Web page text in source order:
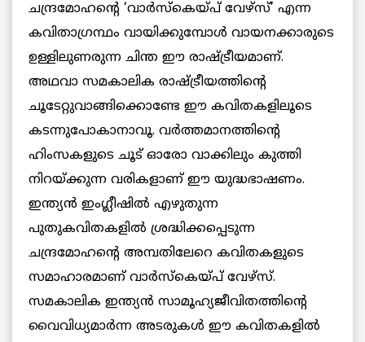
ചന്ദ്രമോഹന്റെ ‘വാര്‍സ്‌കെയ്പ് വേഴ്‌സ്’ എന്ന
കവിതാഗ്രന്ഥം വായിക്കുമ്പോള്‍ വായനക്കാരുടെ
ഉള്ളിലുണരുന്ന ചിന്ത ഈ രാഷ്ട്രീയമാണ്.
അഥവാ സമകാലിക രാഷ്ട്രീയത്തിന്റെ
ചൂടേറ്റുവാങ്ങിക്കൊണ്ടേ ഈ കവിതകളിലൂടെ
കടന്നുപോകാനാവൂ. വര്‍ത്തമാനത്തിന്റെ
ഹിംസകളുടെ ചൂട് ഓരോ വാക്കിലും കുത്തി
നിറയ്ക്കുന്ന വരികളാണ് ഈ യുദ്ധഭാഷണം.
ഇന്ത്യന്‍ ഇംഗ്ലീഷില്‍ എഴുതുന്ന
പുതുകവിതകളില്‍ ശ്രദ്ധിക്കപ്പെടുന്ന
ചന്ദ്രമോഹന്റെ അമ്പതിലേറെ കവിതകളുടെ
സമാഹാരമാണ് വാര്‍സ്‌കെയ്പ് വേഴ്‌സ്.
സമകാലിക ഇന്ത്യന്‍ സാമൂഹ്യജീവിതത്തിന്റെ
വൈവിധ്യമാര്‍ന്ന അടരുകള്‍ ഈ കവിതകളില്‍